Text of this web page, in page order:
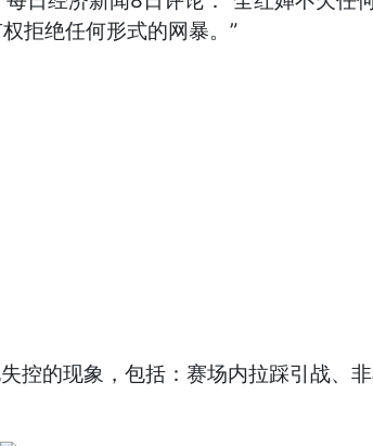
拒绝任何形式的网暴。”
控的现象，包括：赛场内拉踩引战、